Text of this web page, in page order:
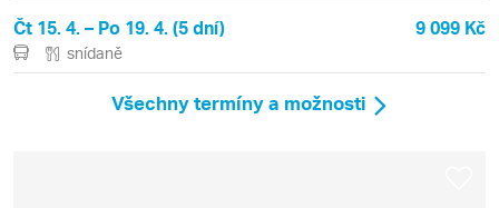
Čt 15. 4. – Po 19. 4. (5 dní) 9 099 Kč
snídaně
Všechny termíny a možnosti